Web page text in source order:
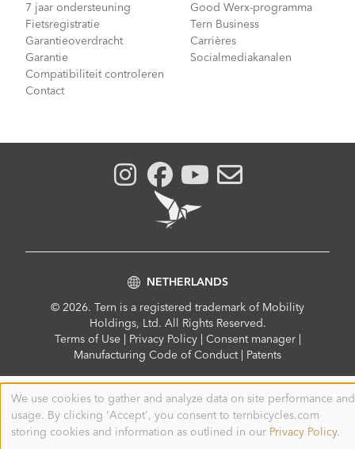
7 jaar ondersteuning
Fietsregistratie
Garantieoverdracht
Garantie
Compatibiliteit controleren
Contact
Good Werx-programma
Tern Business
Carrières
Socialmediakanalen
© 2026. Tern is a registered trademark of Mobility
Holdings, Ltd. All Rights Reserved.
Compliance
Terms of Use Privacy Policy Consent manager
Manufacturing Code of Conduct
Patents
NETHERLANDS
Use
of
personal
We use cookies to gather and analyze data on site performance and
usage. By clicking 'Accept', you consent to ternbicycles.com
storing cookies and information as outlined in our Privacy Policy.